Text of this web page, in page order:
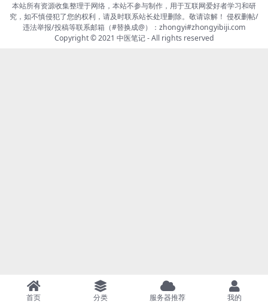
本站所有资源收集整理于网络，本站不参与制作，用于互联网爱好者学习和研
究，如不慎侵犯了您的权利，请及时联系站长处理删除。敬请谅解！ 侵权删帖/
违法举报/投稿等联系邮箱（#替换成@）：zhongyi#zhongyibiji.com
Copyright © 2021 中医笔记- All rights reserved
首页 分类 服务器推荐 我的